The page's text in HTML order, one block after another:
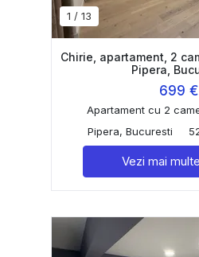
1 / 13
Chirie, apartament, 2
Pipera,
699 €
Apartament cu 2
Pipera, Bucuresti
Vezi mai